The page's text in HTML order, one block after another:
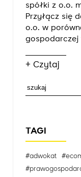
spółki z o.o.
Przyłącz się
o.o. w
gospodarczej
+ Czytaj
TAGI
#adwokat